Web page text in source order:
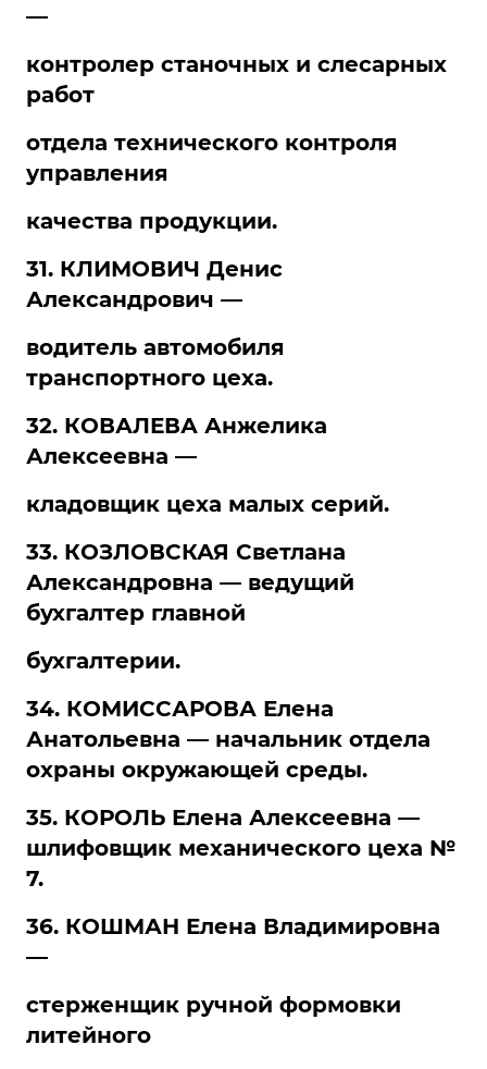
—
контролер станочных и слесарных
работ
отдела технического контроля
управления
качества продукции.
31. КЛИМОВИЧ Денис
Александрович —
водитель автомобиля
транспортного цеха.
32. КОВАЛЕВА Анжелика
Алексеевна —
кладовщик цеха малых серий.
33. КОЗЛОВСКАЯ Светлана
Александровна — ведущий
бухгалтер главной
бухгалтерии.
34. КОМИССАРОВА Елена
Анатольевна — начальник отдела
охраны окружающей среды.
35. КОРОЛЬ Елена Алексеевна —
шлифовщик механического цеха №
7.
36. КОШМАН Елена Владимировна
—
стерженщик ручной формовки
литейного